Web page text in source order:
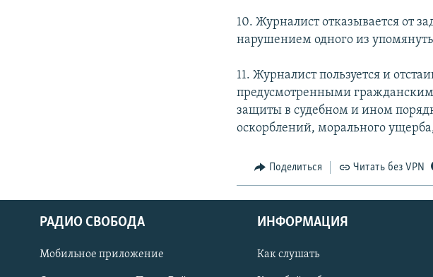
СОЦИАЛЬНЫЕ СЕТИ
10. Журналист отказывается от
нарушением одного из
11. Журналист пользуется и
предусмотренными
защиты в судебном и ином
оскорблений, морального
Поделиться Читать без VPN
РАДИО СВОБОДА
Мобильное приложение
ИНФОРМАЦИЯ
Как слушать